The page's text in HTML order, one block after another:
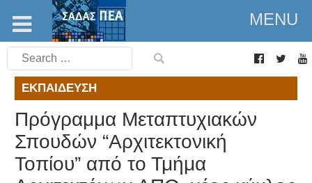
MENU
Search
for:
ΕΚΠΑΊΔΕΥΣΗ
Πρόγραμμα Μεταπτυχιακών
Σπουδών “Αρχιτεκτονική
Τοπίου” από το Τμήμα